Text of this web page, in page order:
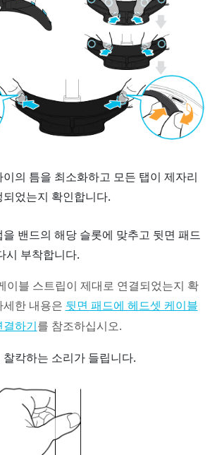
의 틈을 최소화하고 모든 탭이 제자리
었는지 확인합니다.
밴드의 해당 슬롯에 맞추고 뒷면 패드
시 부착합니다.
이블 스트립이 제대로 연결되었는지 확
세한 내용은 뒷면 패드에 헤드셋 케이블
하기 를 참조하십시오.
칵하는 소리가 들립니다.